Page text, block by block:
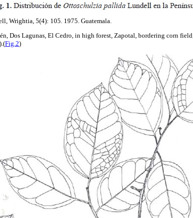
Wrightia, 5(4): 105. 1975. Guatemala.
Dos Lagunas, El Cedro, in high forest, Zapotal, bordering corn
Fig.2)